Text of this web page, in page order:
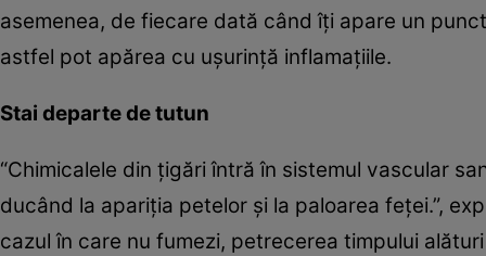
asemenea, de fiecare dată când îţi apare un
astfel pot apărea cu uşurinţă inflamaţiile.
Stai departe de tutun
“Chimicalele din ţigări întră în sistemul vascular
ducând la apariţia petelor şi la paloarea feţei.”,
cazul în care nu fumezi, petrecerea timpului